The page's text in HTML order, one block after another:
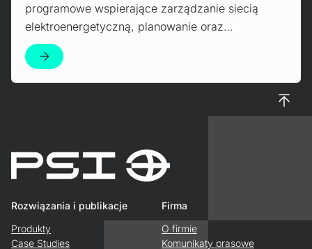
programowe wspierające zarządzanie siecią
elektroenergetyczną, planowanie oraz…
Rozwiązania i publikacje
Produkty
Case Studies
Firma
O firmie
Komunikaty prasowe
Do